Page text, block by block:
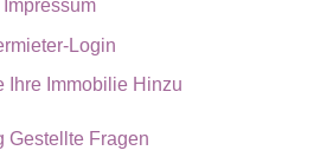
Impressum
Login
Ihre Immobilie Hinzu
Gestellte Fragen